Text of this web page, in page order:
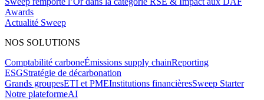
Awards
Actualité Sweep
NOS SOLUTIONS
Comptabilité carboneÉmissions supply chainReporting
ESGStratégie de décarbonation
Grands groupesETI et PMEInstitutions financièresSweep Starter
Notre plateformeAI